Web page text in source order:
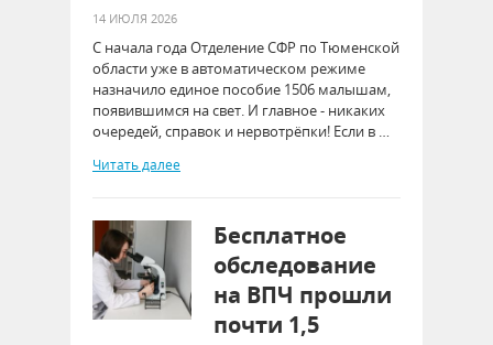
14 ИЮЛЯ 2026
С начала года Отделение СФР по Тюменской
области уже в автоматическом режиме
назначило единое пособие 1506 малышам,
появившимся на свет. И главное - никаких
очередей, справок и нервотрёпки! Если в …
Читать далее
Бесплатное
обследование
на ВПЧ прошли
почти 1,5